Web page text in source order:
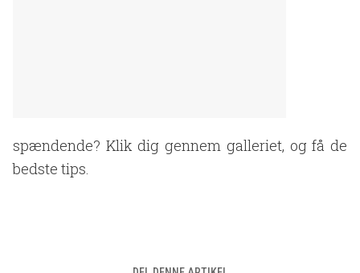
spændende? Klik dig gennem galleriet, og få de
bedste tips.